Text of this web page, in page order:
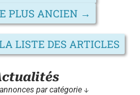
PLUS ANCIEN →
LISTE DES ARTICLES
par catégorie ↓